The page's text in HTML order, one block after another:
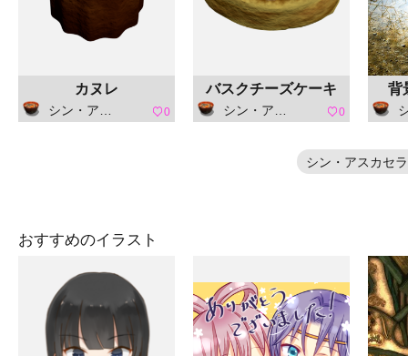
カヌレ
シン・アスカセラ 0
バスクチーズケーキ
シン・アスカセラ 0
背
シ
シン・アスカセ
おすすめのイラスト